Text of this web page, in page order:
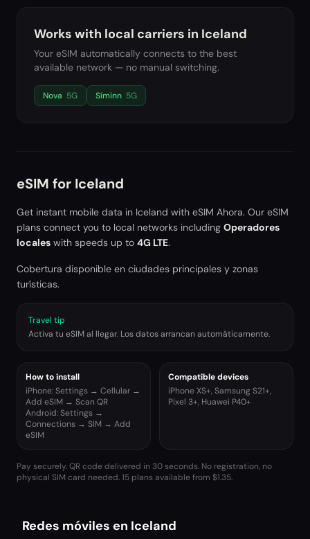
Works with local carriers in Iceland
Your eSIM automatically connects to the best
available network — no manual switching.
Nova 5G Síminn 5G
eSIM for Iceland
Get instant mobile data in Iceland with eSIM Ahora. Our eSIM
plans connect you to local networks including Operadores
locales with speeds up to 4G LTE.
Cobertura disponible en ciudades principales y zonas
turísticas.
Travel tip
Activa tu eSIM al llegar. Los datos arrancan automáticamente.
How to install
iPhone: Settings → Cellular →
Add eSIM → Scan QR
Android: Settings →
Connections → SIM → Add
eSIM
Compatible devices
iPhone XS+, Samsung S21+,
Pixel 3+, Huawei P40+
Pay securely. QR code delivered in 30 seconds. No registration, no
physical SIM card needed.15 plans available from $1.35.
Redes móviles en Iceland